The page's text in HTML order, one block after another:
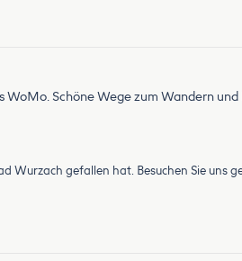
WoMo. Schöne Wege zum Wandern
Wurzach gefallen hat. Besuchen Sie uns